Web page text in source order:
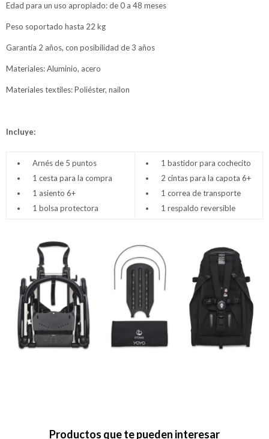
Edad para un uso apropiado: de 0 a 48 meses
Peso soportado hasta 22 kg
Garantía 2 años, con posibilidad de 3 años
Materiales: Aluminio, acero
Materiales textiles: Poliéster, nailon
Incluye:
Arnés de 5 puntos
1 cesta para la compra
1 asiento 6+
1 bolsa protectora
1 bastidor para cochecito
2 cintas para la capota 6+
1 correa de transporte
1 respaldo reversible
Productos que te pueden interesar